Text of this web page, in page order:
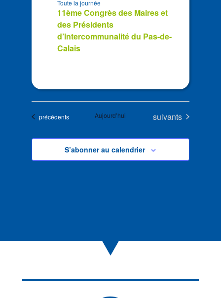
11ème Congrès des Maires et
des Présidents
d’Intercommunalité du Pas-de-
Calais
Toute la journée
Évènements
précédents Aujourd’hui Évènements
suivants
S’abonner au calendrier